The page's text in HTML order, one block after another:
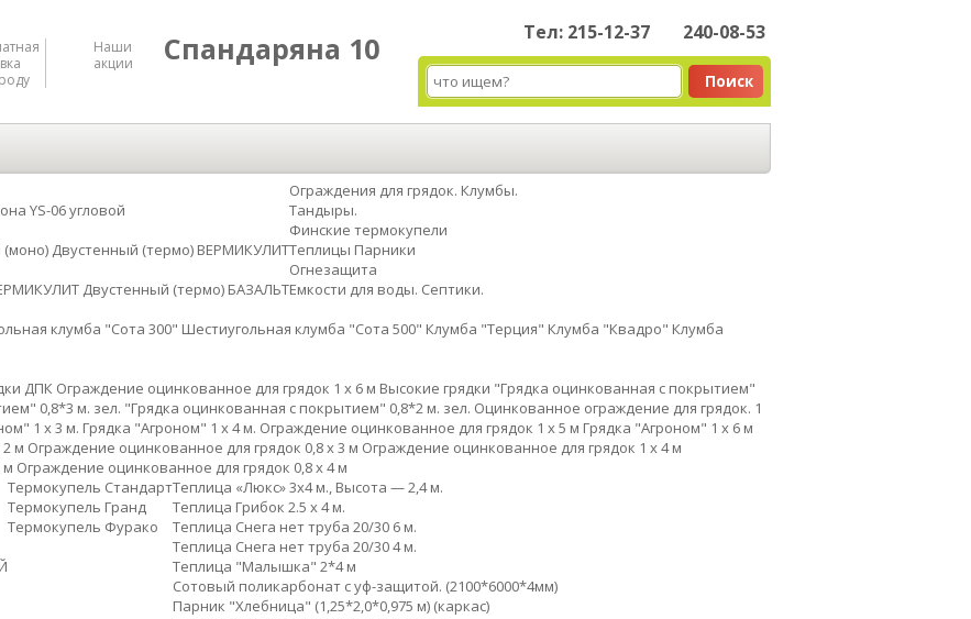
Наши
акции
Спандаряна 10 Тел: 215-12-37 240-08-53
Поиск
YS-06 угловой
Двустенный (термо) ВЕРМИКУЛИТ
Двустенный (термо) БАЗАЛЬТ
Ограждения для грядок. Клумбы.
клумба "Сота 300" Шестиугольная клумба "Сота 500" Клумба "Терция" Клумба "Квадро" Клумба
ДПК Ограждение оцинкованное для грядок 1 x 6 м Высокие грядки "Грядка оцинкованная с покрытием"
0,8*3 м. зел. "Грядка оцинкованная с покрытием" 0,8*2 м. зел. Оцинкованное ограждение для грядок. 1
1 x 3 м. Грядка "Агроном" 1 x 4 м. Ограждение оцинкованное для грядок 1 x 5 м Грядка "Агроном" 1 x 6 м
м Ограждение оцинкованное для грядок 0,8 х 3 м Ограждение оцинкованное для грядок 1 х 4 м
м Ограждение оцинкованное для грядок 0,8 х 4 м
Тандыры.
Финские термокупели
Термокупель Стандарт
Термокупель Гранд
Термокупель Фурако
Теплицы Парники
Теплица «Люкс» 3х4 м., Высота — 2,4 м.
Теплица Грибок 2.5 х 4 м.
Теплица Снега нет труба 20/30 6 м.
Теплица Снега нет труба 20/30 4 м.
Теплица "Малышка" 2*4 м
Сотовый поликарбонат с уф-защитой. (2100*6000*4мм)
Парник "Хлебница" (1,25*2,0*0,975 м) (каркас)
Огнезащита
Емкости для воды. Септики.